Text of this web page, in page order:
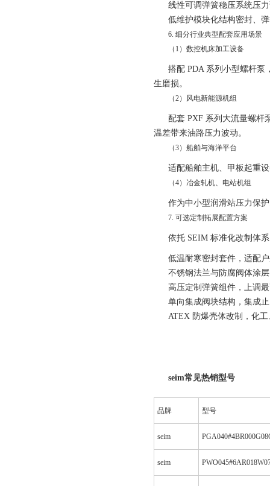
线性可调弹簧稳压系统压
低维护模块化结构密封、
6. 细分行业典型配套应用场景
（1）数控机床加工设备
搭配 PDA 系列小型螺杆泵
生磨损。
（2）风电新能源机组
配套 PXF 系列大流量螺杆
温差带来油路压力波动。
（3）船舶与海洋平台
适配船舶主机、甲板起重
（4）冶金轧机、电站机组
作为中小型润滑站压力保
7. 可选定制拓展配置方案
依托 SEIM 标准化改制体
低温耐寒密封套件，适配
不锈钢法兰与防腐阀体涂
高压定制弹簧组件，上调
单向集成阀块结构，集成
ATEX 防爆壳体改制，化
seim常见热销型号
品牌 型号
seim
seim